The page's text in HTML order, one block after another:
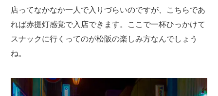
店ってなかなか一人で入りづらいのですが、こちらであ
れば赤提灯感覚で入店できます。ここで一杯ひっかけて
スナックに行くってのが松阪の楽しみ方なんでしょう
ね。